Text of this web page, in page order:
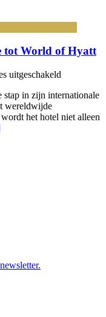
tot World of Hyatt
uitgeschakeld
Standard
treedt
stap in zijn internationale
wereldwijde
het hotel niet alleen